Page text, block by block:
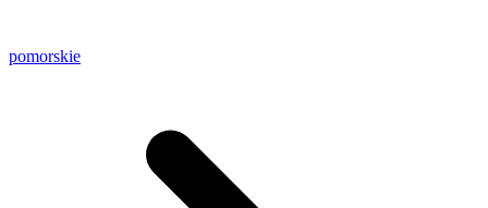
pomorskie